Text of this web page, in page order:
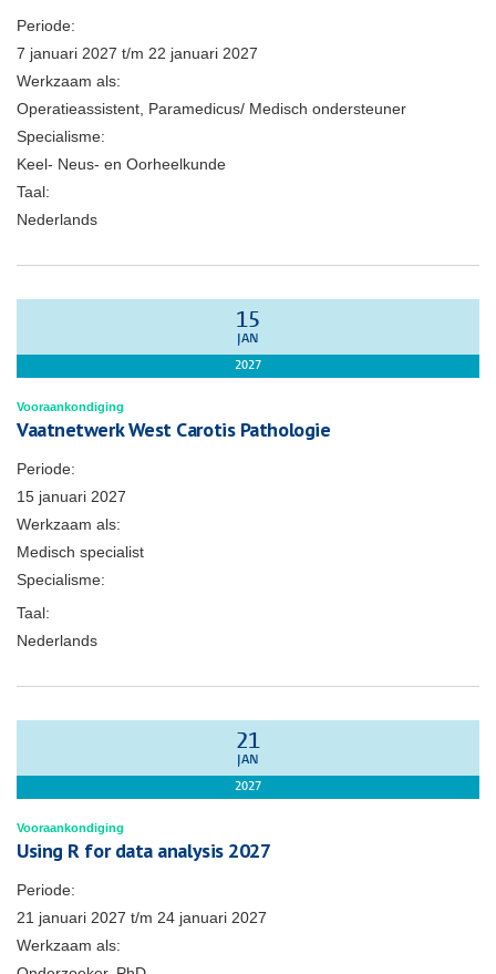
Periode:
7 januari 2027 t/m 22 januari 2027
Werkzaam als:
Operatieassistent, Paramedicus/ Medisch ondersteuner
Specialisme:
Keel- Neus- en Oorheelkunde
Taal:
Nederlands
15
JAN
2027
Vooraankondiging
Vaatnetwerk West Carotis Pathologie
Periode:
15 januari 2027
Werkzaam als:
Medisch specialist
Specialisme:
Taal:
Nederlands
21
JAN
2027
Vooraankondiging
Using R for data analysis 2027
Periode:
21 januari 2027 t/m 24 januari 2027
Werkzaam als: